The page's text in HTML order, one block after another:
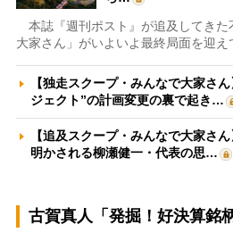
本誌『週刊ポスト』が追及してきた
大家さん」がいよいよ最終局面を迎え
【独走スクープ・みんなで大家さ
ジェクト”の計画変更の裏で起き…
【追及スクープ・みんなで大家さ
明かされる柳瀬健一・代表の思…
古賀真人「発掘！好決算銘柄